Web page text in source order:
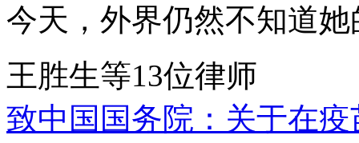
今天，外界仍然不知道
王胜生等13位律师
致中国国务院：关于在